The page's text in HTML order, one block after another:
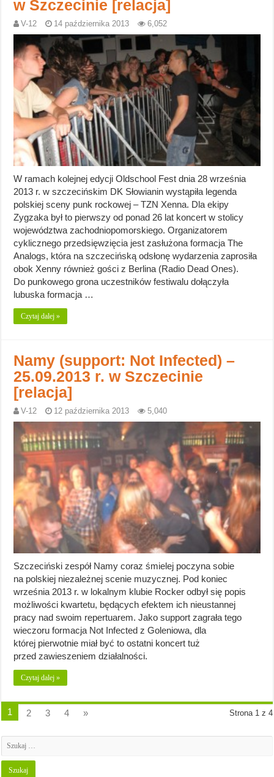
w Szczecinie [relacja]
V-12 14 października 2013 6,052
W ramach kolejnej edycji Oldschool Fest dnia 28 września
2013 r. w szczecińskim DK Słowianin wystąpiła legenda
polskiej sceny punk rockowej – TZN Xenna. Dla ekipy
Zygzaka był to pierwszy od ponad 26 lat koncert w stolicy
województwa zachodniopomorskiego. Organizatorem
cyklicznego przedsięwzięcia jest zasłużona formacja The
Analogs, która na szczecińską odsłonę wydarzenia zaprosiła
obok Xenny również gości z Berlina (Radio Dead Ones).
Do punkowego grona uczestników festiwalu dołączyła
lubuska formacja …
Czytaj dalej »
Namy (support: Not Infected) –
25.09.2013 r. w Szczecinie
[relacja]
V-12 12 października 2013 5,040
Szczeciński zespół Namy coraz śmielej poczyna sobie
na polskiej niezależnej scenie muzycznej. Pod koniec
września 2013 r. w lokalnym klubie Rocker odbył się popis
możliwości kwartetu, będących efektem ich nieustannej
pracy nad swoim repertuarem. Jako support zagrała tego
wieczoru formacja Not Infected z Goleniowa, dla
której pierwotnie miał być to ostatni koncert tuż
przed zawieszeniem działalności.
Czytaj dalej »
Strona 1 z 4
1 2 3 4 »